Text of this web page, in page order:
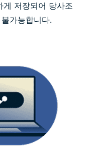
게 저장되어 당사조
가능합니다.